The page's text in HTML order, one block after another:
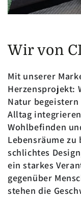
Wir von
Mit unserer
Herzensprojekt:
Natur
Alltag
Wohlbefinden
Lebensräume
schlichtes
ein starkes
gegenüber
stehen die